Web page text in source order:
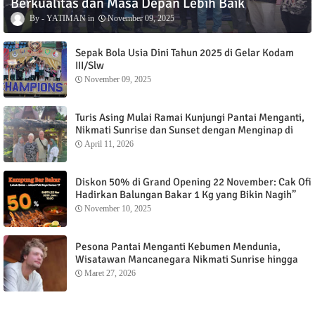
YATIMAN November 09, 2025
Sepak Bola Usia Dini Tahun 2025 di Gelar Kodam
III/Slw
November 09, 2025
Turis Asing Mulai Ramai Kunjungi Pantai Menganti,
Nikmati Sunrise dan Sunset dengan Menginap di
Menganti Cottage
April 11, 2026
Diskon 50% di Grand Opening 22 November: Cak Ofi
Hadirkan Balungan Bakar 1 Kg yang Bikin Nagih”
November 10, 2025
Pesona Pantai Menganti Kebumen Mendunia,
Wisatawan Mancanegara Nikmati Sunrise hingga
Sunset dari Menganti Cottage
Maret 27, 2026